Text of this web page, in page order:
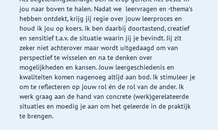
jou naar boven te halen. Nadat we leervragen en -thema’s
hebben ontdekt, krijg jij regie over jouw leerproces en
houd ik jou op koers. Ik ben daarbij doortastend, creatief
en sensitief t.a.v. de situatie waarin jij je bevindt. Jij zit
zeker niet achterover maar wordt uitgedaagd om van
perspectief te wisselen en na te denken over
mogelijkheden en kansen. Jouw leergeschiedenis en
kwaliteiten komen nagenoeg altijd aan bod. Ik stimuleer je
om te reflecteren op jouw rol én de rol van de ander. Ik
werk graag aan de hand van concrete (werk)gerelateerde
situaties en moedig je aan om het geleerde in de praktijk
te brengen.